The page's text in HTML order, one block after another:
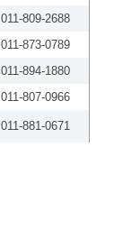
011-809-2688
011-873-0789
011-894-1880
011-807-0966
011-881-0671